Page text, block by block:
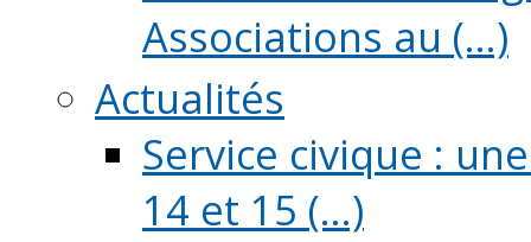
Associations au (...)
Actualités
Service civique :
14 et 15 (...)